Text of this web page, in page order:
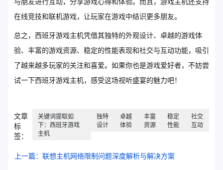
在线竞技和联机游戏，让玩家在游戏中结识更多朋友。
总之，西班牙游戏主机凭借其独特的外观设计、卓越的游戏体
验、丰富的游戏资源、稳定的性能表现和社交与互动功能，吸引
了越来越多玩家的关注和喜爱。如果你也是游戏爱好者，不妨尝
试一下西班牙游戏主机，感受这场视听盛宴的魅力吧！
文章
标
签：
关键词提取如
下：西班牙游戏
主机
独特
设计
卓越
体验
丰富
资源
稳定
性能
社交
互动
上一篇：联想主机网络限制问题深度解析与解决方案